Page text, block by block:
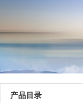
产品目录